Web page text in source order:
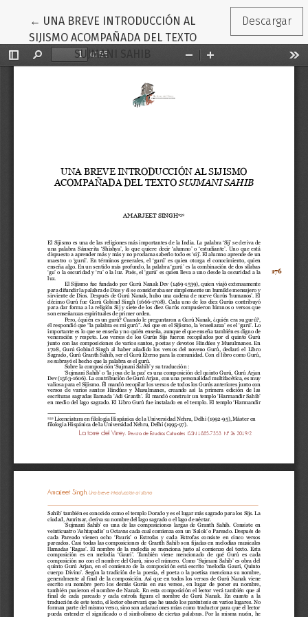
← Volver a los detalles del artículo
UNA BREVE INTRODUCCIÓN AL
SIJISMO ACOMPAÑADA DEL TEXTO
SUJMANI SAHIB
Descargar